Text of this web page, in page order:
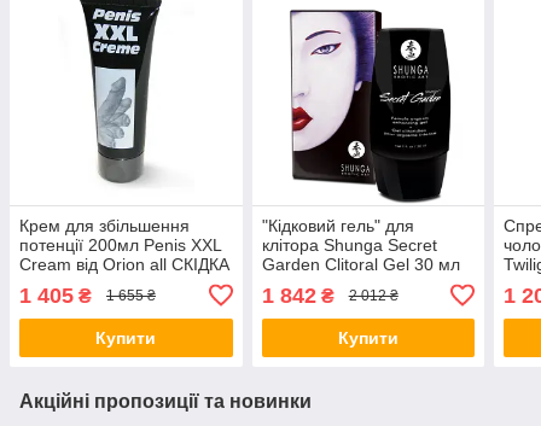
Крем для збільшення
потенції 200мл Penis XXL
Cream від Orion all СКІДКА
1 405 ₴ 1 655 ₴
Купити
"Кідковий гель" для
клітора Shunga Secret
Garden Clitoral Gel 30 мл
all СКІДКА all СКИДКА2308
1 842₴ 2 012 ₴
Купити
1
Акційні пропозиції та новинки